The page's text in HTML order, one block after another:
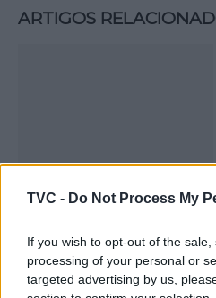
TVC - Do Not Process My
If you wish to opt-out of the
processing of your personal or
targeted advertising by us,
ARTIGOS
pessoas devido a
dimensões na